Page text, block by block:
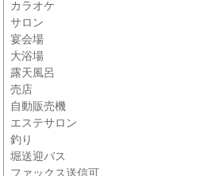
カラオケ
サロン
宴会場
大浴場
露天風呂
売店
自動販売機
エステサロン
釣り
堀送迎バス
ファックス送信可